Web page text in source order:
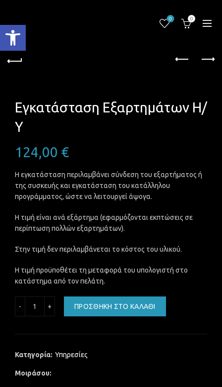
Ανοίξτε τη γραμμή εργαλείων
0 0
Εγκατάσταση Εξαρτημάτων Η/
Υ
124,00 €
Η εγκατάσταση περιλαμβάνει σύνδεση του εξαρτήματος ή
της συσκευής και εγκατάσταση του κατάλληλου
προγράμματος, ώστε να λειτουργεί άψογα.
Η τιμή είναι ανά εξάρτημα (εφαρμόζονται εκπτώσεις σε
περίπτωση πολλών εξαρτημάτων).
Στην τιμή δεν περιλαμβάνεται το κόστος του υλικού.
H τιμή προϋποθέτει τη μεταφορά του υπολογιστή στο
κατάστημα από τον πελάτη.
ΠΡΟΣΘΉΚΗ ΣΤΟ ΚΑΛΆΘΙ
Κατηγορία: Υπηρεσίες
Μοιράσου